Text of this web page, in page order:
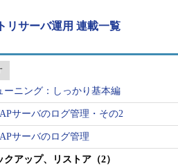
タファイルを保存するディレクトリを指定
ンザクションログファイルを保存するディ
BerkeleyDB.4.6/bin
tmp/hotbackup
リサーバ運用 連載一覧
ーニング：しっかり基本編
サーバのログ管理・その2
サーバのログ管理
アップ、リストア（2）